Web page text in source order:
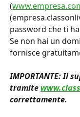
(
password che ti
Se non hai un
fornisce
IMPORTANTE: Il
tramite
correttamente.